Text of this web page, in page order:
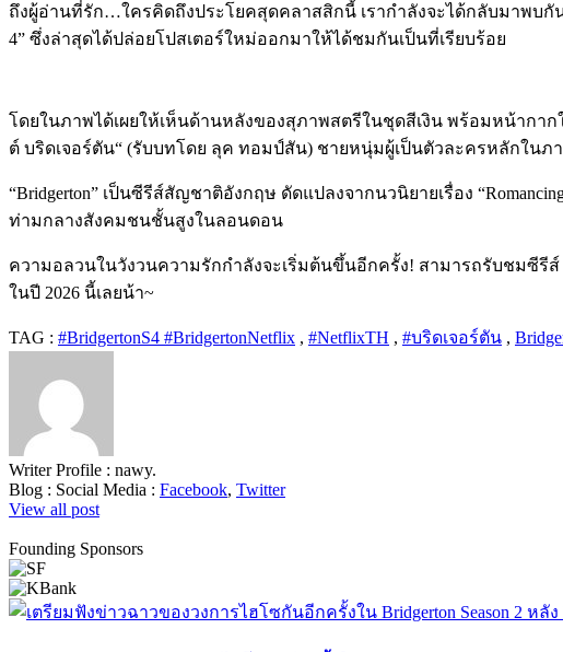
ถึงผู้อ่านที่รัก…ใครคิดถึงประโยคสุดคลาสสิกนี้ เรากำลังจะได้กลับมาพบกัน
4” ซึ่งล่าสุดได้ปล่อยโปสเตอร์ใหม่ออกมาให้ได้ชมกันเป็นที่เรียบร้อย
โดยในภาพได้เผยให้เห็นด้านหลังของสุภาพสตรีในชุดสีเงิน พร้อมหน้ากา
ต์ บริดเจอร์ตัน“ (รับบทโดย ลุค ทอมป์สัน) ชายหนุ่มผู้เป็นตัวละครหลักในภ
“Bridgerton” เป็นซีรีส์สัญชาติอังกฤษ ดัดแปลงจากนวนิยายเรื่อง
ท่ามกลางสังคมชนชั้นสูงในลอนดอน
ความอลวนในวังวนความรักกำลังจะเริ่มต้นขึ้นอีกครั้ง! สามารถรับชมซีรีส์
ในปี 2026 นี้เลยน้า~
TAG : #BridgertonS4 #BridgertonNetflix , #NetflixTH , #บริดเจอร์ตัน ,
Writer Profile : nawy.
Blog : Social Media : Facebook, Twitter
View all post
Founding Sponsors